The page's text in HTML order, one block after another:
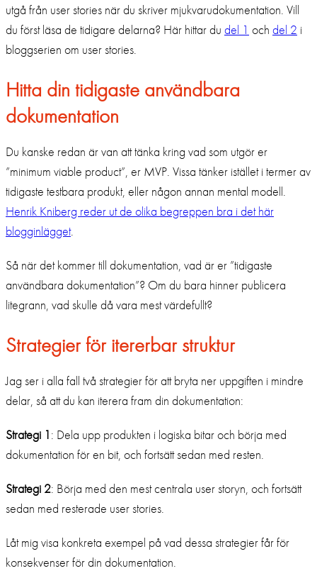
utgå från user stories när du skriver mjukvarudokumentation. Vill
du först läsa de tidigare delarna? Här hittar du del 1 och del 2 i
bloggserien om user stories.
Hitta din tidigaste användbara
dokumentation
Du kanske redan är van att tänka kring vad som utgör er
”minimum viable product”, er MVP. Vissa tänker istället i termer av
tidigaste testbara produkt, eller någon annan mental modell.
Henrik Kniberg reder ut de olika begreppen bra i det här
blogginlägget.
Så när det kommer till dokumentation, vad är er ”tidigaste
användbara dokumentation”? Om du bara hinner publicera
litegrann, vad skulle då vara mest värdefullt?
Strategier för itererbar struktur
Jag ser i alla fall två strategier för att bryta ner uppgiften i mindre
delar, så att du kan iterera fram din dokumentation:
Strategi 1: Dela upp produkten i logiska bitar och börja med
dokumentation för en bit, och fortsätt sedan med resten.
Strategi 2: Börja med den mest centrala user storyn, och fortsätt
sedan med resterade user stories.
Låt mig visa konkreta exempel på vad dessa strategier får för
konsekvenser för din dokumentation.